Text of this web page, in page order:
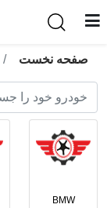
صفحه نخست
BMW